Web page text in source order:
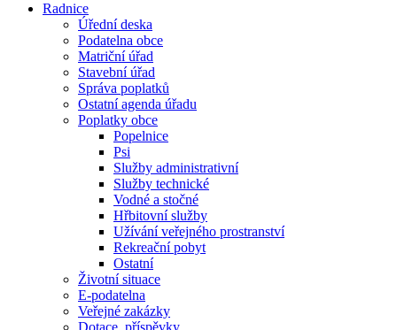
Radnice
Úřední deska
Podatelna obce
Matriční úřad
Stavební úřad
Správa poplatků
Ostatní agenda úřadu
Poplatky obce
Popelnice
Psi
Služby administrativní
Služby technické
Vodné a stočné
Hřbitovní služby
Užívání veřejného prostranství
Rekreační pobyt
Ostatní
Životní situace
E-podatelna
Veřejné zakázky
Dotace, příspěvky